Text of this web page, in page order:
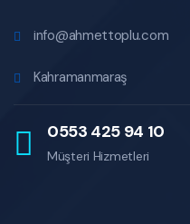
info@ahmettoplu.com
Kahramanmaraş
0553 425 94 10
Müşteri Hizmetleri